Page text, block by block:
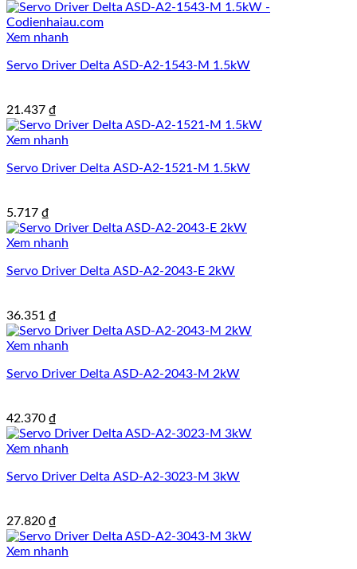
Xem nhanh
Servo Driver Delta ASD-A2-1543-M 1.5kW
21.437 ₫
Xem nhanh
Servo Driver Delta ASD-A2-1521-M 1.5kW
5.717 ₫
Xem nhanh
Servo Driver Delta ASD-A2-2043-E 2kW
36.351 ₫
Xem nhanh
Servo Driver Delta ASD-A2-2043-M 2kW
42.370 ₫
Xem nhanh
Servo Driver Delta ASD-A2-3023-M 3kW
27.820 ₫
Xem nhanh